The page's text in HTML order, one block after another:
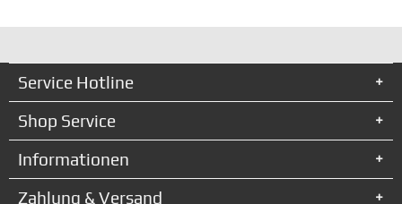
Service Hotline
Shop Service
Informationen
Zahlung & Versand